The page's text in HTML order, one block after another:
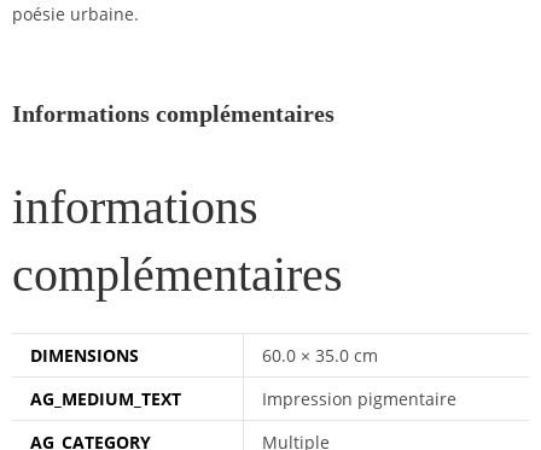
poésie urbaine.
Informations complémentaires
informations
complémentaires
DIMENSIONS
60.0 × 35.0 cm
AG_MEDIUM_TEXT
Impression pigmentaire
AG_CATEGORY
Multiple